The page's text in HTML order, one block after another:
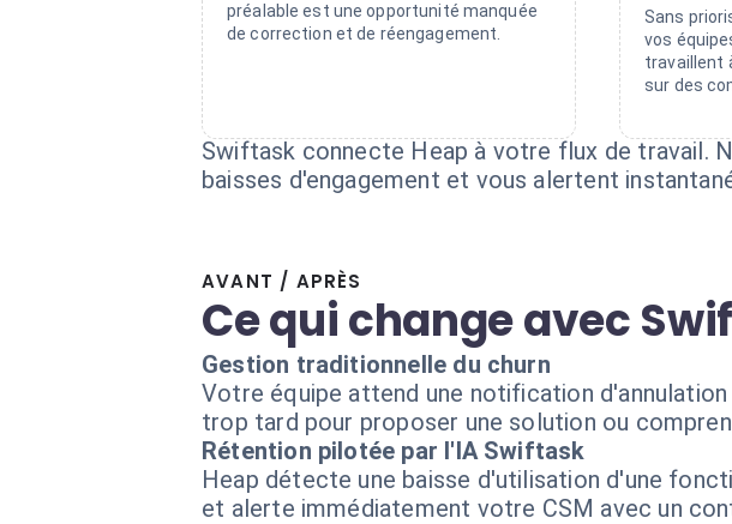
préalable est une opportunité manquée
de correction et de réengagement.
Sans
vos
travaillent
sur des
Swiftask connecte Heap à votre flux de travail.
baisses d'engagement et vous alertent
AVANT / APRÈS
Ce qui change avec
Gestion traditionnelle du churn
Votre équipe attend une notification
trop tard pour proposer une solution ou
Rétention pilotée par l'IA Swiftask
Heap détecte une baisse d'utilisation d'une
et alerte immédiatement votre CSM avec un